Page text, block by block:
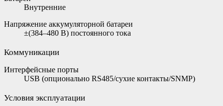
Внутренние
Напряжение аккумуляторной батареи
±(384–480 В) постоянного тока
Коммуникации
Интерфейсные порты
USB (опционально RS485/сухие контакты/SNMP)
Условия эксплуатации